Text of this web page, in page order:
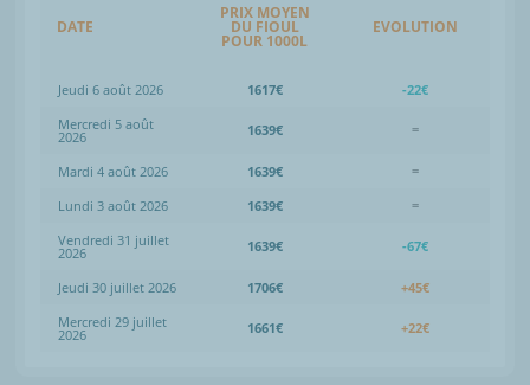
DATE
PRIX MOYEN
DU FIOUL
POUR 1000L
EVOLUTION
Jeudi 6 août 2026 1617€
-22€
Mercredi 5 août
2026 1639€ =
Mardi 4 août 2026 1639€
=
Lundi 3 août 2026
1639€
=
Vendredi 31 juillet
2026 1639€ -67€
Jeudi 30 juillet 2026 1706€
+45€
Mercredi 29 juillet
2026 1661€ +22€